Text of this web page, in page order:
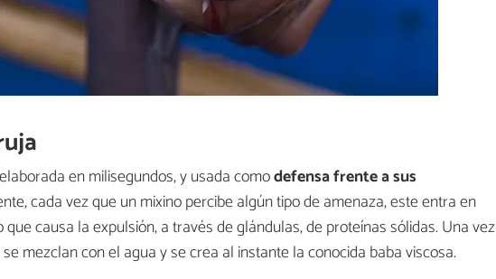
en milisegundos, y usada comodefensa frente a sus
cada vez que un mixino percibe algún tipo de amenaza, este entra en
causa la expulsión, a través de glándulas, de proteínas sólidas. Una vez
mezclan con el agua y se crea al instante la conocida baba viscosa.